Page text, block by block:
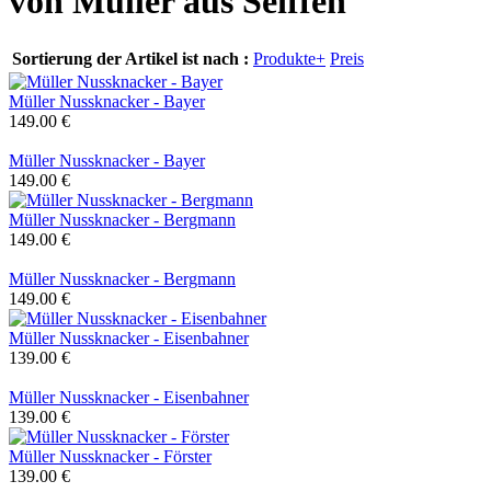
Sortierung der Artikel ist nach : Produkte+ Preis
Müller Nussknacker - Bayer
149.00 €
Müller Nussknacker - Bayer
149.00 €
Müller Nussknacker - Bergmann
149.00 €
Müller Nussknacker - Bergmann
149.00 €
Müller Nussknacker - Eisenbahner
139.00 €
Müller Nussknacker - Eisenbahner
139.00 €
Müller Nussknacker - Förster
139.00 €